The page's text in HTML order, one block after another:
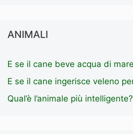
ANIMALI
E se il cane beve acqua di
E se il cane ingerisce veleno
Qual’è l’animale più intelligente?